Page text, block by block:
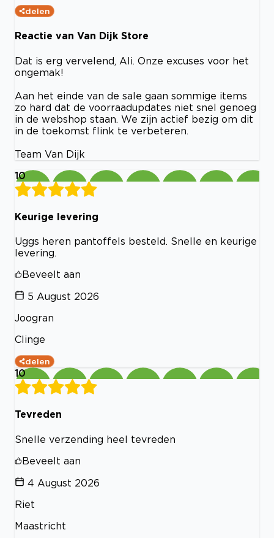
delen
Reactie van Van Dijk Store
Dat is erg vervelend, Ali. Onze excuses voor het
ongemak!
Aan het einde van de sale gaan sommige items
zo hard dat de voorraadupdates niet snel genoeg
in de webshop staan. We zijn actief bezig om dit
in de toekomst flink te verbeteren.
Team Van Dijk
10
Keurige levering
Uggs heren pantoffels besteld. Snelle en keurige
levering.
Beveelt aan
5 August 2026
Joogran
Clinge
delen
10
Tevreden
Snelle verzending heel tevreden
Beveelt aan
4 August 2026
Riet
Maastricht